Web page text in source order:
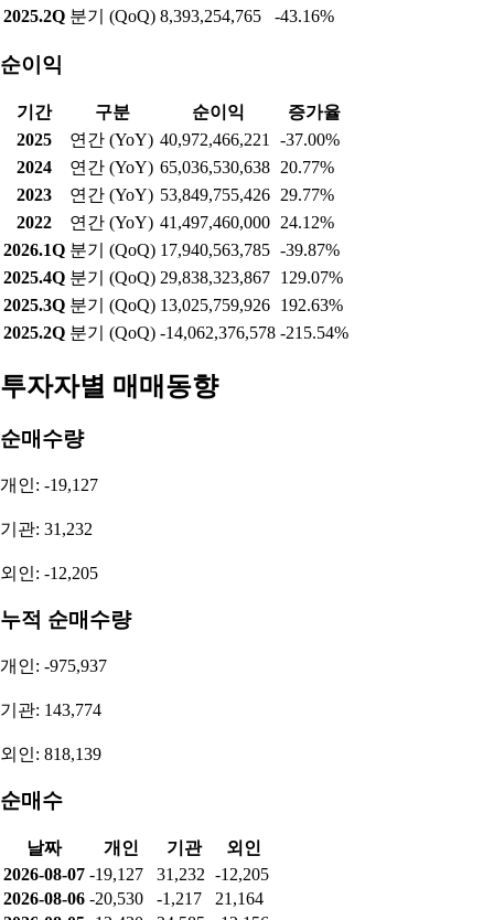
2025.2Q 분기 (QoQ) 8,393,254,765 -43.16%
순이익
기간 구분 순이익
증가율
2025
연간 (YoY) 40,972,466,221 -37.00%
2024
연간 (YoY) 65,036,530,638 20.77%
2023
연간 (YoY) 53,849,755,426 29.77%
2022
연간 (YoY) 41,497,460,000 24.12%
2026.1Q 분기 (QoQ) 17,940,563,785 -39.87%
2025.4Q 분기 (QoQ) 29,838,323,867 129.07%
2025.3Q 분기 (QoQ) 13,025,759,926 192.63%
2025.2Q 분기 (QoQ) -14,062,376,578 -215.54%
투자자별 매매동향
순매수량
개인: -19,127
기관: 31,232
외인: -12,205
누적 순매수량
개인: -975,937
기관: 143,774
외인: 818,139
순매수
날짜 개인 기관
외인
2026-08-07 -19,127 31,232 -12,205
2026-08-06 -20,530 -1,217
21,164